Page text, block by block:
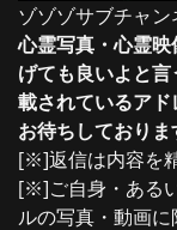
ゾゾゾサブチャン
心霊写真・心霊
げても良いよと
載されているア
お待ちしておりま
[※]返信は内容を
[※]ご自身・ある
ルの写真・動画に